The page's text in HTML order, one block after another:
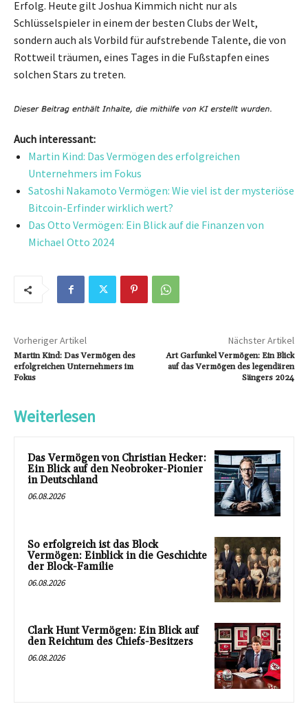
Erfolg. Heute gilt Joshua Kimmich nicht nur als
Schlüsselspieler in einem der besten Clubs der Welt,
sondern auch als Vorbild für aufstrebende Talente, die von
Rottweil träumen, eines Tages in die Fußstapfen eines
solchen Stars zu treten.
Auch interessant:
Martin Kind: Das Vermögen des erfolgreichen
Unternehmers im Fokus
Satoshi Nakamoto Vermögen: Wie viel ist der mysteriöse
Bitcoin-Erfinder wirklich wert?
Das Otto Vermögen: Ein Blick auf die Finanzen von
Michael Otto 2024
Vorheriger Artikel
Martin Kind: Das Vermögen des
erfolgreichen Unternehmers im
Fokus
Nächster Artikel
Art Garfunkel Vermögen: Ein Blick
auf das Vermögen des legendären
Sängers 2024
Weiterlesen
Das Vermögen von Christian Hecker:
Ein Blick auf den Neobroker-Pionier
in Deutschland
06.08.2026
So erfolgreich ist das Block
Vermögen: Einblick in die Geschichte
der Block-Familie
06.08.2026
Clark Hunt Vermögen: Ein Blick auf
den Reichtum des Chiefs-Besitzers
06.08.2026